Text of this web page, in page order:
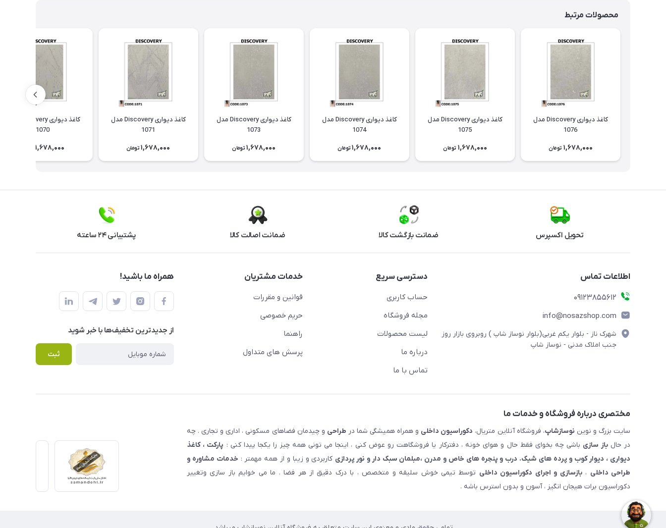
محصولات مرتبط
کاغذ دیواری Discovery مدل
1076
1,678,000 تومان
کاغذ دیواری Discovery مدل
1075
1,678,000 تومان
کاغذ دیواری Discovery مدل
1074
1,678,000 تومان
کاغذ دیواری Discovery مدل
1073
1,678,000 تومان
کاغذ دیواری Discovery مدل
1071
1,678,000 تومان
1070
1,678,000
تحویل اکسپرس ضمانت بازگشت کالا ضمانت اصالت کالا پشتیبانی ۲۴ ساعته
اطلاعات تماس
09123855612
info@nosazshop.com
شهرک ناز - بلوار یکم غربی(بلوار نوساز شاپ ) روبروی بازار روز
جنب املاک مدنی - نوساز شاپ
دسترسی سریع
حساب کاربری
مجله فروشگاه
لیست محصولات
درباره ما
تماس با ما
خدمات مشتریان
قوانین و مقررات
حریم خصوصی
راهنما
پرسش های متداول
همراه ما باشید!
از جدید‌ترین تخفیف‌ها با‌ خبر شوید
ثبت
مختصری درباره فروشگاه و خدمات ما
سایت بزرگ و نوین نوسازشاپ، فروشگاه آنلاین متریال، دکوراسیون داخلی و همراه همیشگی شما در طراحی و چیدمان فضاهای مسکونی ، اداری و تجاری . چه
در حالباز سازی باشی چه بخوای فقط حال و هوای خونه ، دفترکار یا فروشگاهت رو عوض کنی ، اینجا می تونی همه چیز را یکجا پیدا کنی : پارکت ، کاغذ
دیواری ، دیوار کوب و پرده های شیک. درب و پنجره های خاص و مدرن ،مبلمان سبک دار و نور پردازی کاربردی و زیبا و از همه مهمتر : خدمات مشاوره و
طراحی داخلی ،بازسازی و اجرای دکوراسیون داخلی توسط تیمی خوش سلیقه و متخصص ، با درک دقیق از هر فضا . ما می خوایم باز سازی وتغییر
دکوراسیون برات هیجان انگیز ، آسون و بدون استرس باشه .